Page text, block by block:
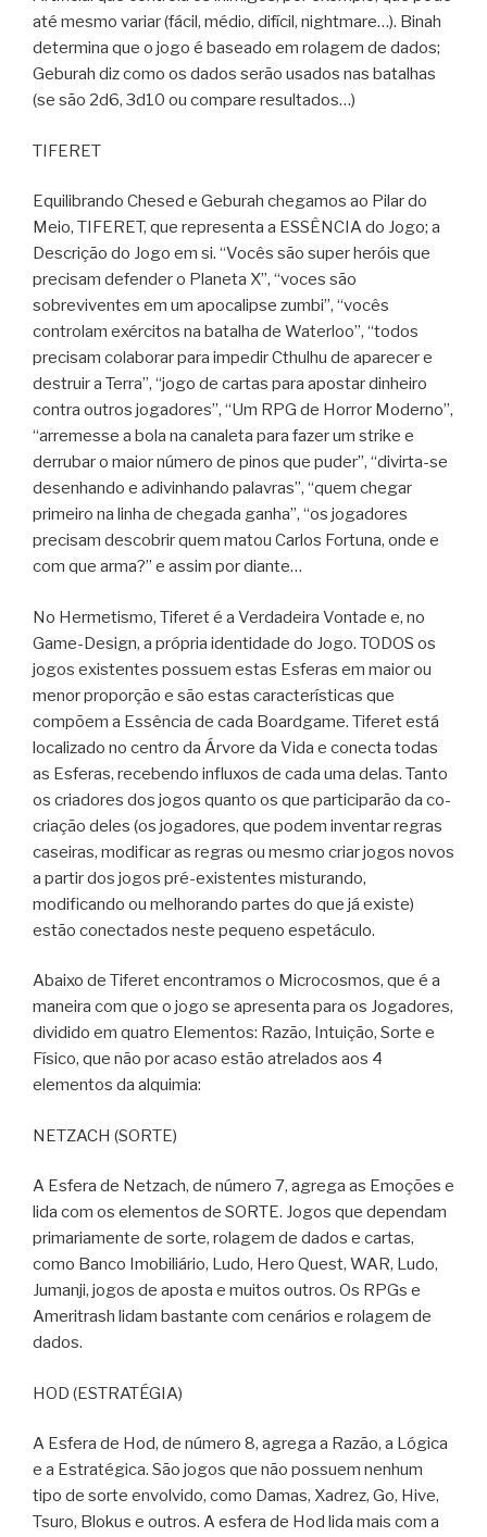
até mesmo variar (fácil, médio, difícil, nightmare…). Binah
determina que o jogo é baseado em rolagem de dados;
Geburah diz como os dados serão usados nas batalhas
(se são 2d6, 3d10 ou compare resultados…)
TIFERET
Equilibrando Chesed e Geburah chegamos ao Pilar do
Meio, TIFERET, que representa a ESSÊNCIA do Jogo; a
Descrição do Jogo em si. “Vocês são super heróis que
precisam defender o Planeta X”, “voces são
sobreviventes em um apocalipse zumbi”, “vocês
controlam exércitos na batalha de Waterloo”, “todos
precisam colaborar para impedir Cthulhu de aparecer e
destruir a Terra”, “jogo de cartas para apostar dinheiro
contra outros jogadores”, “Um RPG de Horror Moderno”,
“arremesse a bola na canaleta para fazer um strike e
derrubar o maior número de pinos que puder”, “divirta-se
desenhando e adivinhando palavras”, “quem chegar
primeiro na linha de chegada ganha”, “os jogadores
precisam descobrir quem matou Carlos Fortuna, onde e
com que arma?” e assim por diante…
No Hermetismo, Tiferet é a Verdadeira Vontade e, no
Game-Design, a própria identidade do Jogo. TODOS os
jogos existentes possuem estas Esferas em maior ou
menor proporção e são estas características que
compõem a Essência de cada Boardgame. Tiferet está
localizado no centro da Árvore da Vida e conecta todas
as Esferas, recebendo influxos de cada uma delas. Tanto
os criadores dos jogos quanto os que participarão da co-
criação deles (os jogadores, que podem inventar regras
caseiras, modificar as regras ou mesmo criar jogos novos
a partir dos jogos pré-existentes misturando,
modificando ou melhorando partes do que já existe)
estão conectados neste pequeno espetáculo.
Abaixo de Tiferet encontramos o Microcosmos, que é a
maneira com que o jogo se apresenta para os Jogadores,
dividido em quatro Elementos: Razão, Intuição, Sorte e
Físico, que não por acaso estão atrelados aos 4
elementos da alquimia:
NETZACH (SORTE)
A Esfera de Netzach, de número 7, agrega as Emoções e
lida com os elementos de SORTE. Jogos que dependam
primariamente de sorte, rolagem de dados e cartas,
como Banco Imobiliário, Ludo, Hero Quest, WAR, Ludo,
Jumanji, jogos de aposta e muitos outros. Os RPGs e
Ameritrash lidam bastante com cenários e rolagem de
dados.
HOD (ESTRATÉGIA)
A Esfera de Hod, de número 8, agrega a Razão, a Lógica
e a Estratégica. São jogos que não possuem nenhum
tipo de sorte envolvido, como Damas, Xadrez, Go, Hive,
Tsuro, Blokus e outros. A esfera de Hod lida mais com a